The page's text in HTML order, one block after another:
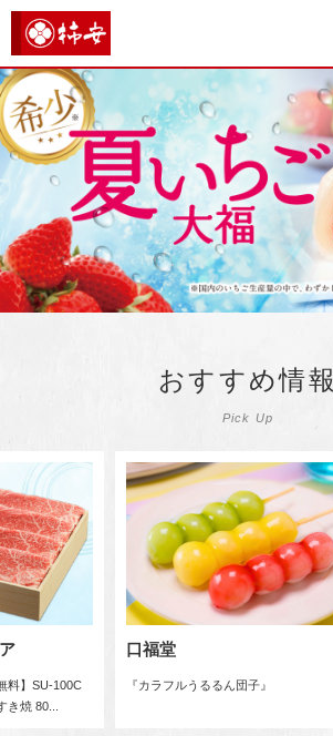
おすすめ情報
Pick Up
料】SU-100C
焼 80...
口福堂
『カラフルうるるん団子』